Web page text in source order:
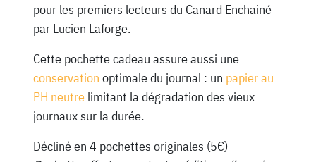
pour les premiers lecteurs du Canard Enchainé
par Lucien Laforge.
Cette pochette cadeau assure aussi une
conservation optimale du journal : un papier au
PH neutrelimitant la dégradation des vieux
journaux sur la durée.
Décliné en 4 pochettes originales (5€)